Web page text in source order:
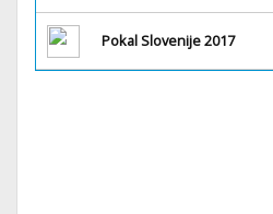
Pokal Slovenije 2017